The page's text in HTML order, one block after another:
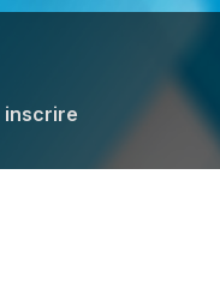
inscrire